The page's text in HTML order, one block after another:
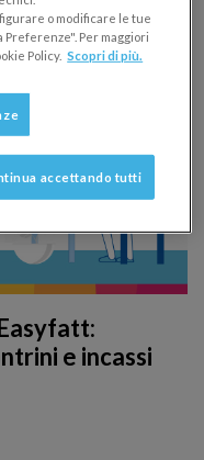
e incassi
o modificare le tue
Per maggiori
Policy. Scopri di più.
accettando tutti